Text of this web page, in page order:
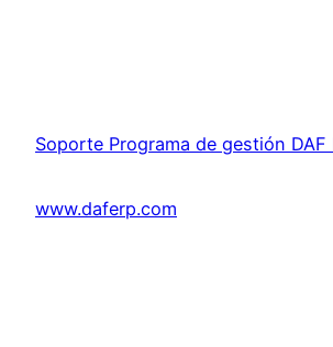
Soporte Programa de gestión DAF
www.daferp.com